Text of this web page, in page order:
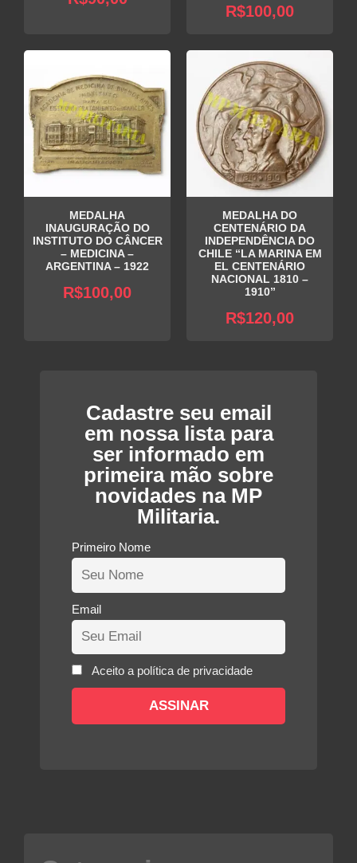
R$100,00
MEDALHA
INAUGURAÇÃO DO
INSTITUTO DO CÂNCER
– MEDICINA –
ARGENTINA – 1922
R$100,00
MEDALHA DO
CENTENÁRIO DA
INDEPENDÊNCIA DO
CHILE “LA MARINA EM
EL CENTENÁRIO
NACIONAL 1810 –
1910”
R$120,00
Cadastre seu email
em nossa lista para
ser informado em
primeira mão sobre
novidades na MP
Militaria.
Primeiro Nome
Email
Aceito a política de privacidade